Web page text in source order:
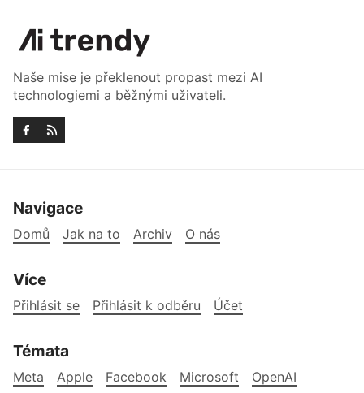
Naše mise je překlenout propast mezi AI
technologiemi a běžnými uživateli.
Navigace
Domů Jak na to Archiv O nás
Více
Přihlásit se Přihlásit k odběru Účet
Témata
Meta Apple Facebook Microsoft
OpenAI